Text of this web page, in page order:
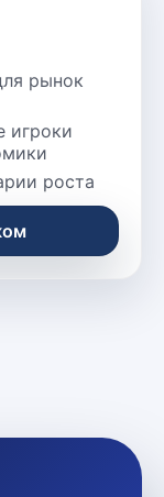
рынок
игроки
роста